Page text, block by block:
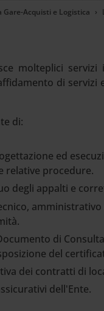
Gare-Acquisti e Logistica
molteplici
di
di:
ed
relative procedure.
degli appalti e
di
del
dei contratti di
dell'Ente.